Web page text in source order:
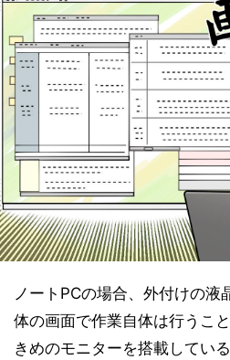
ノートPCの場合、外付けの液
体の画面で作業自体は行うこ
きめのモニターを搭載してい